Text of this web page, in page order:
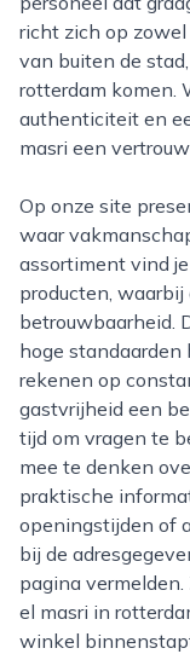
richt zich op
van buiten de
rotterdam komen.
authenticiteit en
masri een
Op onze site presenteren wij el masri als een winkel
waar
assortiment vind
producten,
betrouwbaarheid.
hoge
rekenen op
gastvrijheid een
tijd om vragen te
mee te denken
praktische
openingstijden of
bij de
pagina
el masri in
winkel